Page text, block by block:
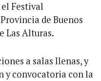
Festival
de Buenos
Las Alturas.
a salas llenas, y
y convocatoria con la